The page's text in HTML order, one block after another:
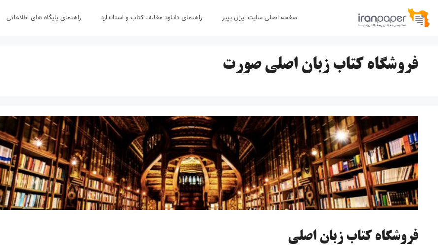
پرش
صفحه اصلی سایت ایران پیپر راهنمای دانلود مقاله، کتاب و استاندارد راهنمای پایگاه های اطلاعاتی
فروشگاه کتاب زبان اصلی صورت
فروشگاه کتاب زبان اصلی